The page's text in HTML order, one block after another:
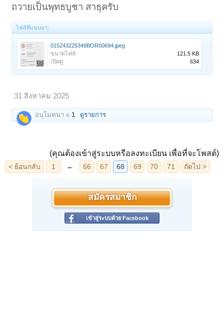
ถวายเป็นพุทธบูชา สาธุครับ
ไฟล์ที่แนบมา:
015243225349BOR00694.jpeg
ขนาดไฟล์:
121.5 KB
เปิดดู:
634
31 สิงหาคม 2025
อนุโมทนา x1 ดูรายการ
(คุณต้องเข้าสู่ระบบหรือลงทะเบียน เพื่อที่จะโพสต์)
สมัครสมาชิก
เข้าสู่ระบบด้วย Facebook